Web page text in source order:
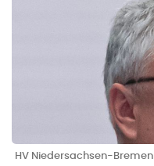
HV Niedersachsen-Bremen